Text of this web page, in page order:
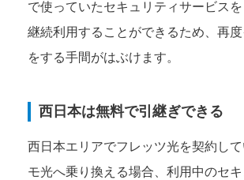
で使っていたセキュリティサービス
継続利用することができるため、再
をする手間がはぶけます。
西日本は無料で引継ぎできる
西日本エリアでフレッツ光を契約し
モ光へ乗り換える場合、利用中のセ